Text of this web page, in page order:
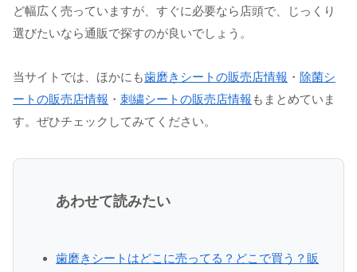
ど幅広く売っていますが、すぐに必要なら店頭で、じっくり
選びたいなら通販で探すのが良いでしょう。
当サイトでは、ほかにも歯磨きシートの販売店情報 ・ 除菌シ
ートの販売店情報 ・ 刺繍シートの販売店情報 もまとめていま
す。ぜひチェックしてみてください。
あわせて読みたい
歯磨きシートはどこに売ってる？どこで買う？販